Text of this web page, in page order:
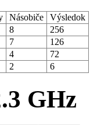
Násobiče
Výsledok
8
256
7
126
4
72
2 6
GHz